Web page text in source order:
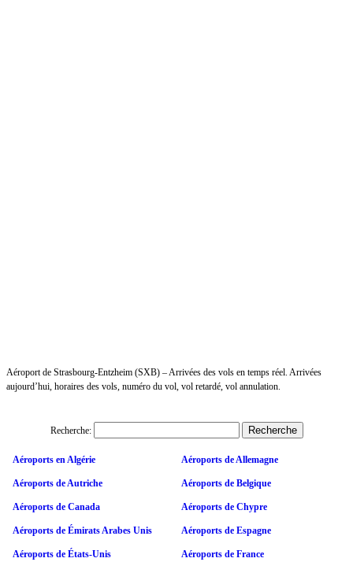
Aéroport de Strasbourg-Entzheim (SXB) – Arrivées des vols en temps réel. Arrivées
aujourd’hui, horaires des vols, numéro du vol, vol retardé, vol annulation.
Recherche:
Aéroports en Algérie Aéroports de Allemagne
Aéroports de Autriche Aéroports de Belgique
Aéroports de Canada Aéroports de Chypre
Aéroports de Émirats Arabes Unis Aéroports de Espagne
Aéroports de États-Unis Aéroports de France